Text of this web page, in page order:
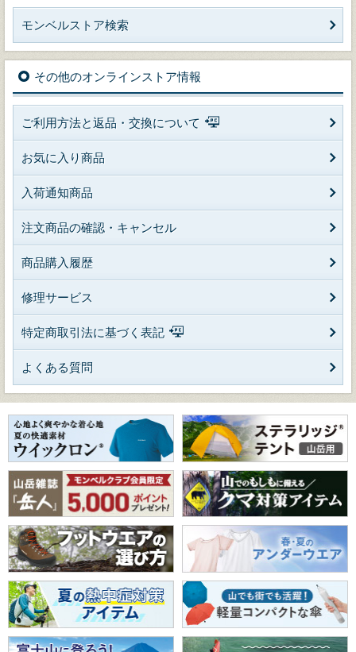
モンベルストア検索
その他のオンラインストア情報
ご利用方法と返品・交換について
お気に入り商品
入荷通知商品
注文商品の確認・キャンセル
商品購入履歴
修理サービス
特定商取引法に基づく表記
よくある質問